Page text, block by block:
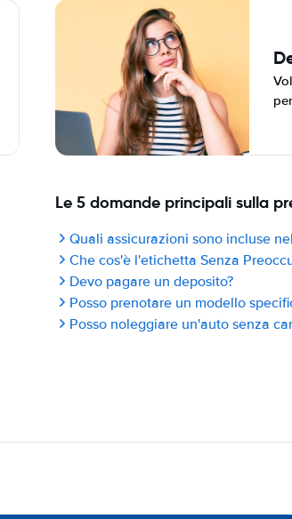
Le 5 domande principali sulla
Quali assicurazioni sono incluse
Che cos'è l'etichetta Senza
Devo pagare un deposito?
Posso prenotare un modello
Posso noleggiare un'auto senza